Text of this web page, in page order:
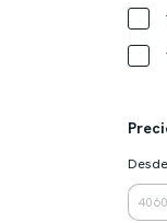
Desde